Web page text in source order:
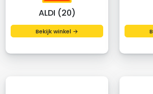
ALDI (20)
Bekijk winkel →